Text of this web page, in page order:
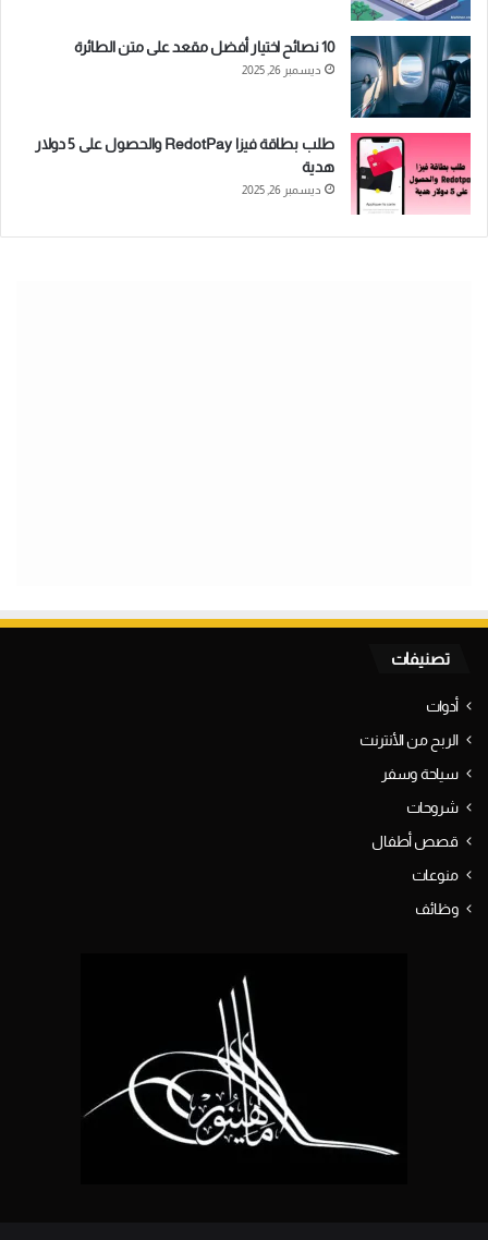
10 نصائح اختيار أفضل مقعد على متن الطائرة
ديسمبر 26, 2025
طلب بطاقة فيزا RedotPay والحصول على 5 دولار
هدية
ديسمبر 26, 2025
تصنيفات
أدوات
الربح من الأنترنت
سياحة وسفر
شروحات
قصص أطفال
منوعات
وظائف